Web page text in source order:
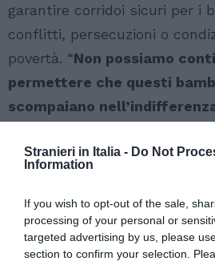
Stranieri in Italia - Do Not
Information
If you wish to opt-out of the sale,
processing of your personal or
targeted advertising by us, please
section to confirm your selection.
garantire corridoi sicuri per i
conflitti, persecuzioni o
povertà. “Non possiamo
permettere che questi
scompaiano
sono spesso invisibili: volti e
lasciano i Paesi di origine per
conflitti e miseria,
rischi con la speranza di un